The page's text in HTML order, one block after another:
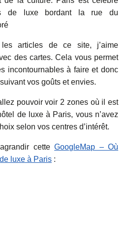
de luxe bordant la rue du
articles de ce site, j’aime
des cartes. Cela vous permet
incontournables à faire et donc
vos goûts et envies.
pouvoir voir 2 zones où il est
de luxe à Paris, vous n’avez
selon vos centres d’intérêt.
cetteGoogleMap – Où
luxe à Paris :